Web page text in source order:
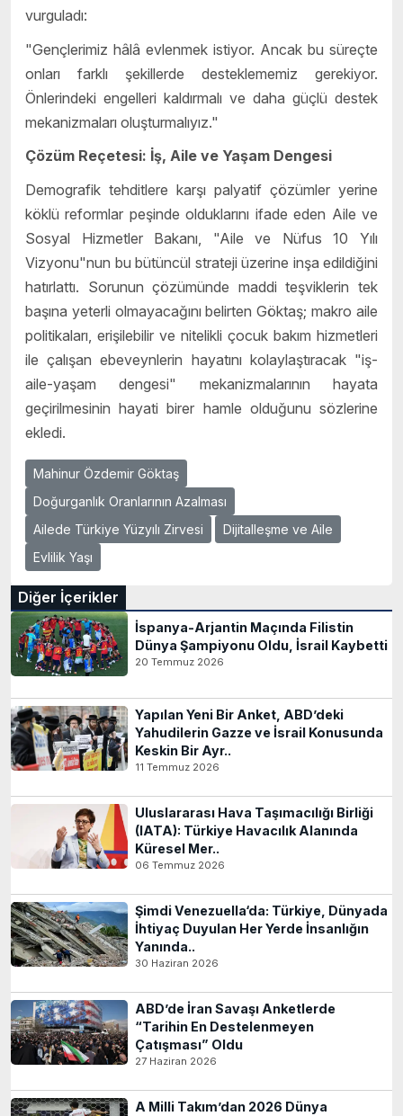
vurguladı:
"Gençlerimiz hâlâ evlenmek istiyor. Ancak bu süreçte
onları farklı şekillerde desteklememiz gerekiyor.
Önlerindeki engelleri kaldırmalı ve daha güçlü destek
mekanizmaları oluşturmalıyız."
Çözüm Reçetesi: İş, Aile ve Yaşam Dengesi
Demografik tehditlere karşı palyatif çözümler yerine
köklü reformlar peşinde olduklarını ifade eden Aile ve
Sosyal Hizmetler Bakanı, "Aile ve Nüfus 10 Yılı
Vizyonu"nun bu bütüncül strateji üzerine inşa edildiğini
hatırlattı. Sorunun çözümünde maddi teşviklerin tek
başına yeterli olmayacağını belirten Göktaş; makro aile
politikaları, erişilebilir ve nitelikli çocuk bakım hizmetleri
ile çalışan ebeveynlerin hayatını kolaylaştıracak "iş-
aile-yaşam dengesi" mekanizmalarının hayata
geçirilmesinin hayati birer hamle olduğunu sözlerine
ekledi.
Mahinur Özdemir Göktaş
Doğurganlık Oranlarının Azalması
Ailede Türkiye Yüzyılı Zirvesi
Dijitalleşme ve Aile
Evlilik Yaşı
Diğer İçerikler
İspanya-Arjantin Maçında Filistin
Dünya Şampiyonu Oldu, İsrail Kaybetti
20 Temmuz 2026
Yapılan Yeni Bir Anket, ABD’deki
Yahudilerin Gazze ve İsrail Konusunda
Keskin Bir Ayr..
11 Temmuz 2026
Uluslararası Hava Taşımacılığı Birliği
(IATA): Türkiye Havacılık Alanında
Küresel Mer..
06 Temmuz 2026
Şimdi Venezuella‘da: Türkiye, Dünyada
İhtiyaç Duyulan Her Yerde İnsanlığın
Yanında..
30 Haziran 2026
ABD’de İran Savaşı Anketlerde
“Tarihin En Destelenmeyen
Çatışması” Oldu
27 Haziran 2026
A Milli Takım’dan 2026 Dünya